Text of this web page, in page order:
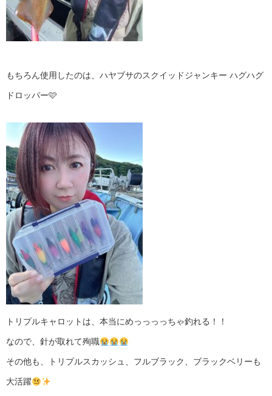
もちろん使用したのは、ハヤブサのスクイッドジャンキー ハグハグ
ドロッパー🩷
トリプルキャロットは、本当にめっっっっちゃ釣れる！！
なので、針が取れて殉職
その他も、トリプルスカッシュ、フルブラック、ブラックベリーも
大活躍